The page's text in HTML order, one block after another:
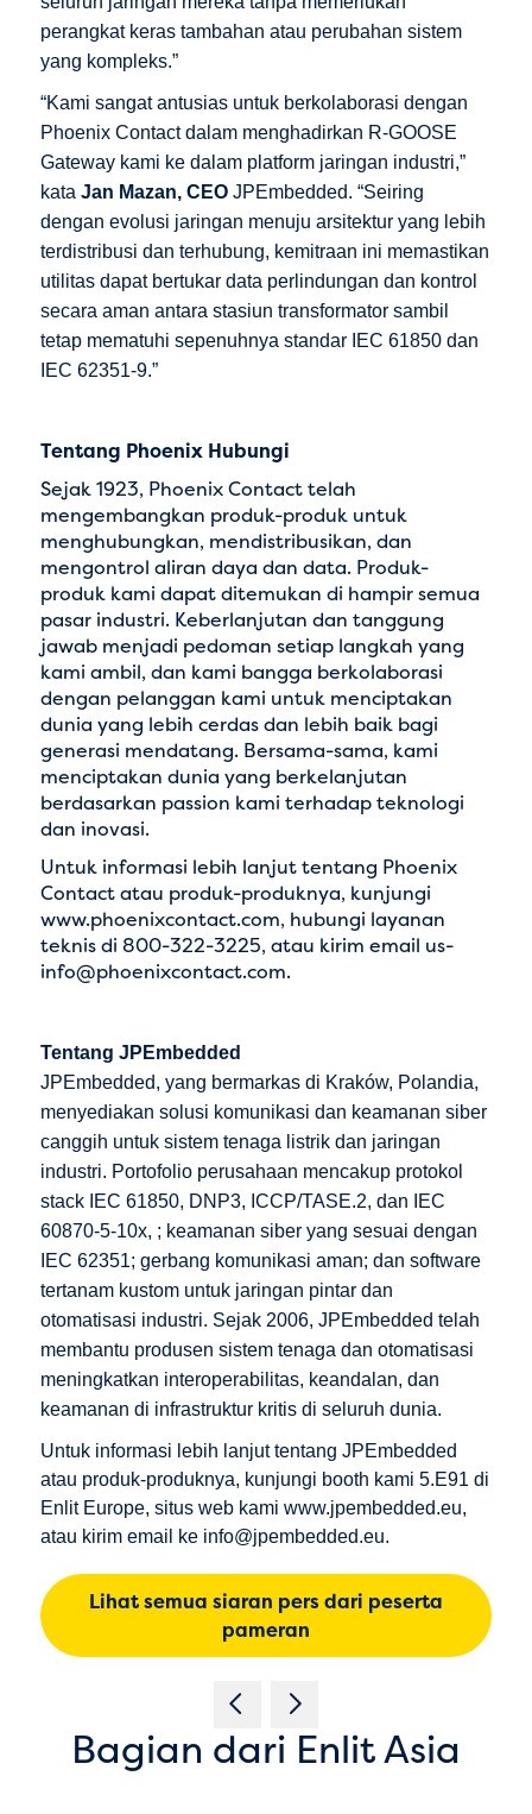
perangkat keras tambahan atau perubahan sistem
yang kompleks.”
“Kami sangat antusias untuk berkolaborasi dengan
Phoenix Contact dalam menghadirkan R-GOOSE
Gateway kami ke dalam platform jaringan industri,”
kata Jan Mazan, CEOJPEmbedded. “Seiring
dengan evolusi jaringan menuju arsitektur yang lebih
terdistribusi dan terhubung, kemitraan ini memastikan
utilitas dapat bertukar data perlindungan dan kontrol
secara aman antara stasiun transformator sambil
tetap mematuhi sepenuhnya standar IEC 61850 dan
IEC 62351-9.”
Tentang Phoenix Hubungi
Sejak 1923, Phoenix Contact telah
mengembangkan produk-produk untuk
menghubungkan, mendistribusikan, dan
mengontrol aliran daya dan data. Produk-
produk kami dapat ditemukan di hampir semua
pasar industri. Keberlanjutan dan tanggung
jawab menjadi pedoman setiap langkah yang
kami ambil, dan kami bangga berkolaborasi
dengan pelanggan kami untuk menciptakan
dunia yang lebih cerdas dan lebih baik bagi
generasi mendatang. Bersama-sama, kami
menciptakan dunia yang berkelanjutan
berdasarkan passion kami terhadap teknologi
dan inovasi.
Untuk informasi lebih lanjut tentang Phoenix
Contact atau produk-produknya, kunjungi
www.phoenixcontact.com, hubungi layanan
teknis di 800-322-3225, atau kirim email us-
info@phoenixcontact.com.
Tentang JPEmbedded
JPEmbedded, yang bermarkas di Kraków, Polandia,
menyediakan solusi komunikasi dan keamanan siber
canggih untuk sistem tenaga listrik dan jaringan
industri. Portofolio perusahaan mencakup protokol
stack IEC 61850, DNP3, ICCP/TASE.2, dan IEC
60870-5-10x, ; keamanan siber yang sesuai dengan
IEC 62351; gerbang komunikasi aman; dan software
tertanam kustom untuk jaringan pintar dan
otomatisasi industri. Sejak 2006, JPEmbedded telah
membantu produsen sistem tenaga dan otomatisasi
meningkatkan interoperabilitas, keandalan, dan
keamanan di infrastruktur kritis di seluruh dunia.
Untuk informasi lebih lanjut tentang JPEmbedded
atau produk-produknya, kunjungi booth kami 5.E91 di
Enlit Europe, situs web kami www.jpembedded.eu,
atau kirim email ke info@jpembedded.eu.
Lihat semua siaran pers dari peserta
pameran
Bagian dari Enlit Asia